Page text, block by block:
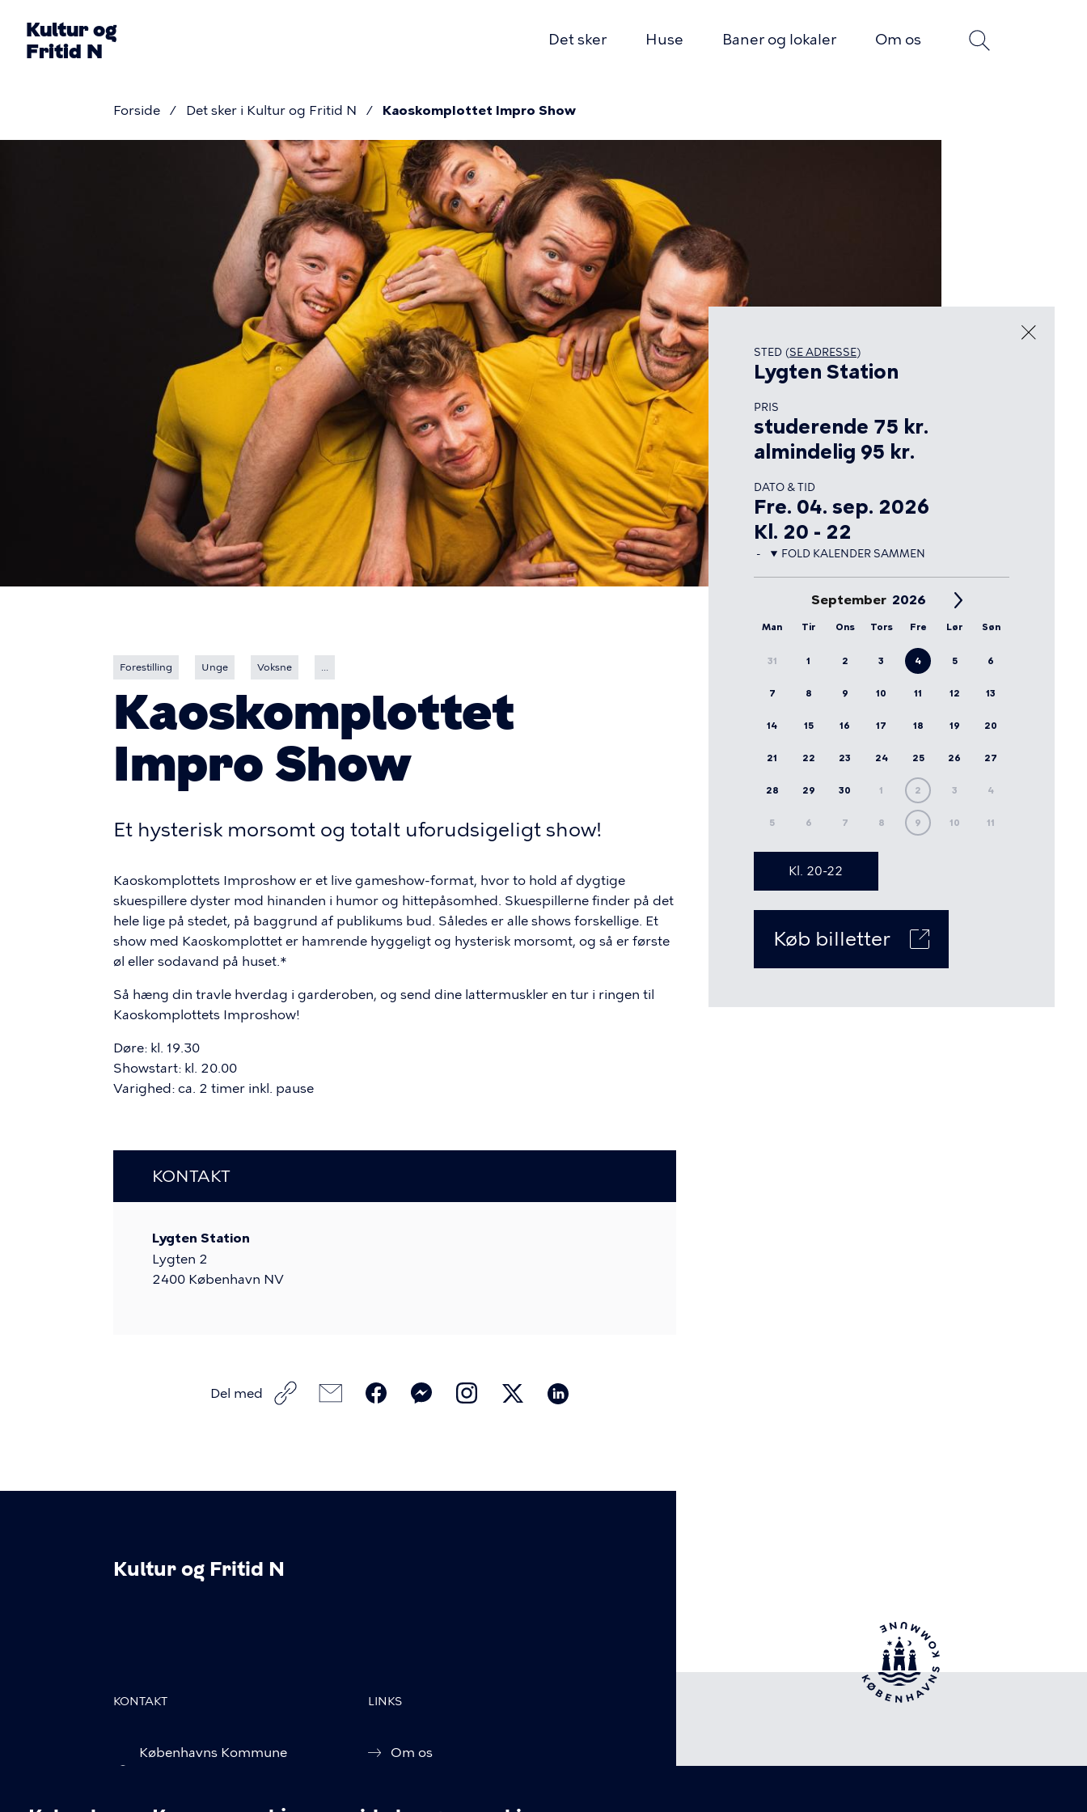
hovedindhold
Kultur og
Fritid N
navigation
Det sker Huse Baner og lokaler Om os
Brødkrumme
Forside Det sker i Kultur og Fritid N Kaoskomplottet Impro Show
Forestilling Unge Voksne ...
Kaoskomplottet
Impro Show
STED (SE ADRESSE)
Lygten Station
PRIS
studerende 75 kr.
almindelig 95 kr.
DATO & TID
Fre. 04. sep. 2026
Kl. 20 - 22
FOLD KALENDER SAMMEN
September
Man Tir Ons Tors Fre Lør Søn
31 1 2 3 4 5 6
7 8 9 10 11 12 13
14 15 16 17 18 19 20
21 22 23 24 25 26 27
28 29 30 1 2 3 4
5 6 7 8 9 10 11
Kl. 20-22
Køb billetter
Et hysterisk morsomt og totalt uforudsigeligt show!
Kaoskomplottets Improshow er et live gameshow-format, hvor to hold af dygtige
skuespillere dyster mod hinanden i humor og hittepåsomhed. Skuespillerne finder på det
hele lige på stedet, på baggrund af publikums bud. Således er alle shows forskellige. Et
show med Kaoskomplottet er hamrende hyggeligt og hysterisk morsomt, og så er første
øl eller sodavand på huset.*
Så hæng din travle hverdag i garderoben, og send dine lattermuskler en tur i ringen til
Kaoskomplottets Improshow!
Døre: kl. 19.30
Showstart: kl. 20.00
Varighed: ca. 2 timer inkl. pause
KONTAKT
Lygten Station
Lygten 2
2400 København NV
Del med
Kultur og Fritid N
KONTAKT
Københavns Kommune
LINKS
Om os